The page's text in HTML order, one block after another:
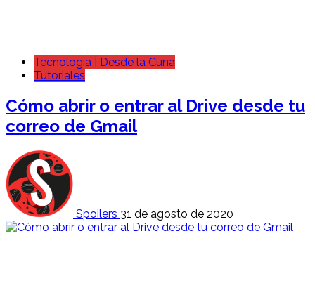
Tecnología | Desde la Cuna
Tutoriales
Cómo abrir o entrar al Drive desde tu
correo de Gmail
Spoilers 31 de agosto de 2020